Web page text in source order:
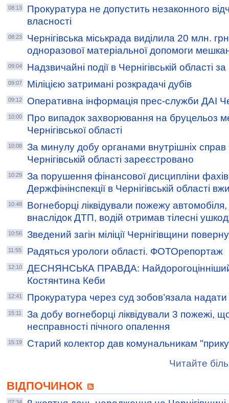
08:13
Прокуратура не допустить незаконного
власності
08:23
Чернігівська міськрада виділила 20 млн.
одноразової матеріальної допомоги
09:04 Надзвичайні події в Чернігівській області
09:07 Міліцією затримані розкрадачі дубів
09:12 Оперативна інформація прес-служби ДАІ
10:00
Про випадок захворювання на бруцельоз
Чернігівської області
10:08
За минулу добу органами внутрішніх
Чернігівській області зареєстровано
10:29
За порушення фінансової дисципліни
Держфінінспекції в Чернігівській області
10:48
Вогнеборці ліквідували пожежу автомобіля,
внаслідок ДТП, водій отримав тілесні
10:56 Зведений загін міліції Чернігівщини
11:55 Радяться урологи області. ФОТОрепортаж
12:10
ДЕСНЯНСЬКА ПРАВДА:
Костянтина Кеби
12:41 Прокуратура через суд зобов’язала
15:11
За добу вогнеборці ліквідували 3 пожежі,
несправності пічного опалення
15:19
Старий колектор дав комунальникам
Читайте
ВІДПОЧИНОК